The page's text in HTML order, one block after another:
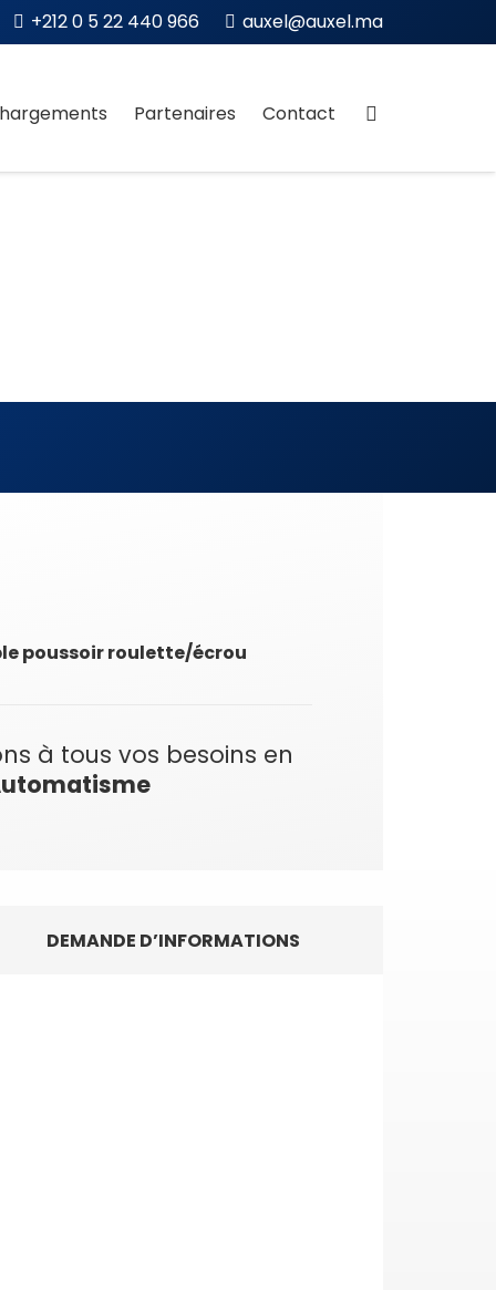
+212 0 5 22 440 966 auxel@auxel.ma
Partenaires Contact
poussoir roulette/écrou
à tous vos besoins en
DEMANDE D’INFORMATIONS